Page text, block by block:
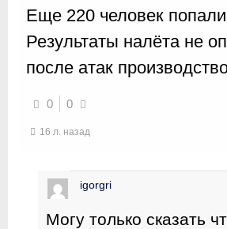
Еще 220 человек
Результаты налёта не
после атак
0 0
16 л. назад
igorgri
Могу только сказать